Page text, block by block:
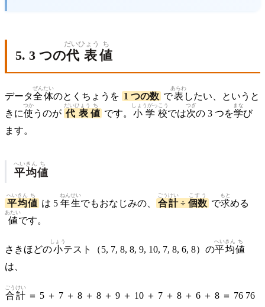
5. 3 つの代表
だいひょう
値
ち
データ全体
ぜんたい
のとくちょうを 1 つの数 で表
あらわ
したい、というと
きに使
つか
うのが 代表
だいひょう
値
ち
です。 小学校
しょうがっこう
では次
つぎ
の 3 つを学
まな
び
ます。
平均
へいきん
値
ち
平均
へいきん
値
ち
は 5 年生
ねんせい
でもおなじみの、 合計
ごうけい
÷ 個数
こすう
で求
もと
める
値
あたい
です。
さきほどの小
しょう
テスト（5, 7, 8, 8, 9, 10, 7, 8, 6, 8）の平均
へいきん
値
ち
は、
合計
ごうけい
＝ 5 ＋ 7 ＋ 8 ＋ 8 ＋ 9 ＋ 10 ＋ 7 ＋ 8 ＋ 6 ＋ 8 ＝ 76 76